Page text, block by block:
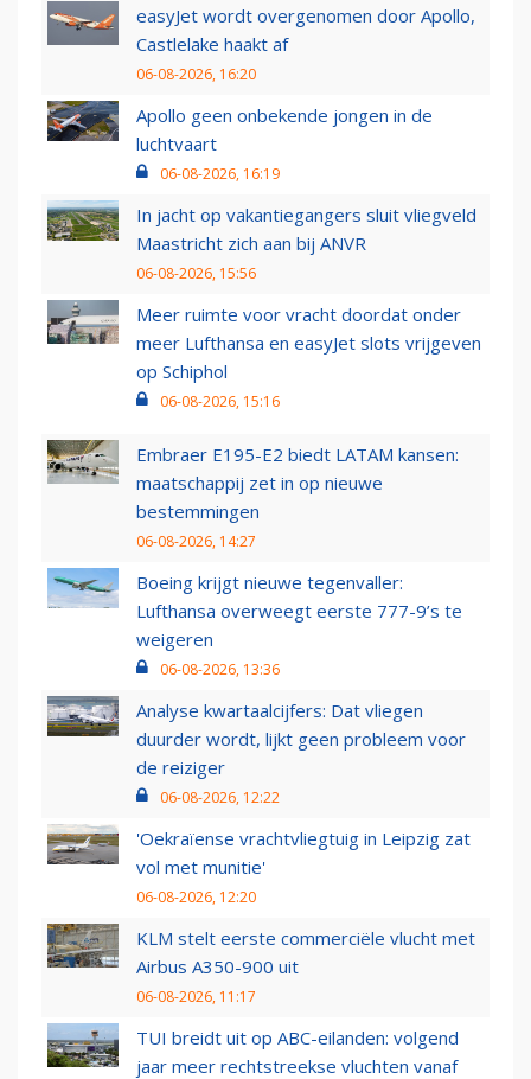
easyJet wordt overgenomen door Apollo,
Castlelake haakt af
06-08-2026, 16:20
Apollo geen onbekende jongen in de
luchtvaart
06-08-2026, 16:19
In jacht op vakantiegangers sluit vliegveld
Maastricht zich aan bij ANVR
06-08-2026, 15:56
Meer ruimte voor vracht doordat onder
meer Lufthansa en easyJet slots vrijgeven
op Schiphol
06-08-2026, 15:16
Embraer E195-E2 biedt LATAM kansen:
maatschappij zet in op nieuwe
bestemmingen
06-08-2026, 14:27
Boeing krijgt nieuwe tegenvaller:
Lufthansa overweegt eerste 777-9’s te
weigeren
06-08-2026, 13:36
Analyse kwartaalcijfers: Dat vliegen
duurder wordt, lijkt geen probleem voor
de reiziger
06-08-2026, 12:22
'Oekraïense vrachtvliegtuig in Leipzig zat
vol met munitie'
06-08-2026, 12:20
KLM stelt eerste commerciële vlucht met
Airbus A350-900 uit
06-08-2026, 11:17
TUI breidt uit op ABC-eilanden: volgend
jaar meer rechtstreekse vluchten vanaf